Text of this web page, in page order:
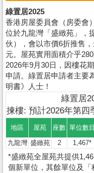
綠置居2025
香港房屋委員會（房委會
位於九龍灣「盛緻苑」，
伙），會以市價6折推售
元。屋苑實用面積介乎
2026年9月30日，因樓花
申請。綠置居申請者主要
明書》人士！
綠置居
揀樓: 預計2026年第四
地區 屋苑 座數 單位數目
九龍灣 盛緻苑 2 1,467*
*盛緻苑全屋苑共提供
個新單位，其餘單位及